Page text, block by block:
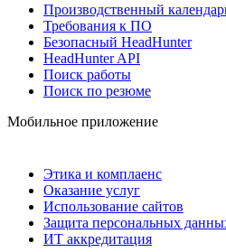
Производственный
Требования к ПО
Безопасный HeadHunter
HeadHunter API
Поиск работы
Поиск по резюме
Мобильное приложение
Этика и комплаенс
Оказание услуг
Использование сайтов
Защита персональных
ИТ аккредитация